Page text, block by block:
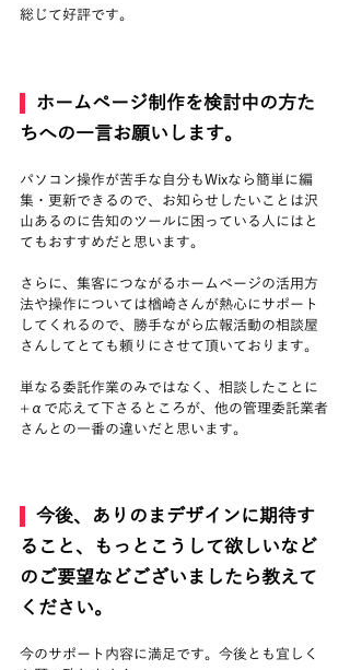
総じて好評です。
ホームページ制作を検討中の方た
ちへの一言お願いします。
パソコン操作が苦手な自分もWixなら簡単に編
集・更新できるので、お知らせしたいことは沢
山あるのに告知のツールに困っている人にはと
てもおすすめだと思います。
さらに、集客につながるホームページの活用方
法や操作については楢崎さんが熱心にサポート
してくれるので、勝手ながら広報活動の相談屋
さんしてとても頼りにさせて頂いております。
単なる委託作業のみではなく、相談したことに
+αで応えて下さるところが、他の管理委託業者
さんとの一番の違いだと思います。
  今後、ありのまデザインに期待す
ること、もっとこうして欲しいなど
のご要望などございましたら教えて
ください。
今のサポート内容に満足です。今後とも宜しく